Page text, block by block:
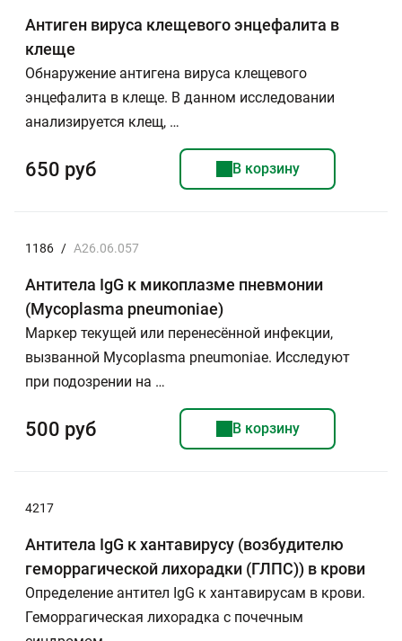
Антиген вируса клещевого энцефалита в
клеще
Обнаружение антигена вируса клещевого
энцефалита в клеще. В данном исследовании
анализируется клещ, …
650 руб В корзину
1186 / A26.06.057
Антитела IgG к микоплазме пневмонии
(Mycoplasma pneumoniae)
Маркер текущей или перенесённой инфекции,
вызванной Mycoplasma pneumoniae. Исследуют
при подозрении на …
500 руб В корзину
4217
Антитела IgG к хантавирусу (возбудителю
геморрагической лихорадки (ГЛПС)) в крови
Определение антител IgG к хантавирусам в крови.
Геморрагическая лихорадка с почечным